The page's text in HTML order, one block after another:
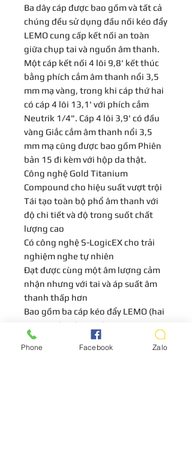
Ba dây cáp được bao gồm và tất cả
chúng đều sử dụng đầu nối kéo đẩy
LEMO cung cấp kết nối an toàn
giữa chụp tai và nguồn âm thanh.
Một cáp kết nối 4 lõi 9,8' kết thúc
bằng phích cắm âm thanh nổi 3,5
mm mạ vàng, trong khi cáp thứ hai
có cáp 4 lõi 13,1' với phích cắm
Neutrik 1/4". Cáp 4 lõi 3,9' có đầu
vàng Giắc cắm âm thanh nổi 3,5
mm mạ cũng được bao gồm Phiên
bản 15 đi kèm với hộp da thật.
Công nghệ Gold Titanium
Compound cho hiệu suất vượt trội
Tái tạo toàn bộ phổ âm thanh với
độ chi tiết và độ trong suốt chất
lượng cao
Có công nghệ S-LogicEX cho trải
nghiệm nghe tự nhiên
Đạt được cùng một âm lượng cảm
nhận nhưng với tai và áp suất âm
thanh thấp hơn
Bao gồm ba cáp kéo đẩy LEMO (hai
3,5mm và một 1/4")
Bảo hành 5 năm có giới hạn
Phone Facebook Zalo